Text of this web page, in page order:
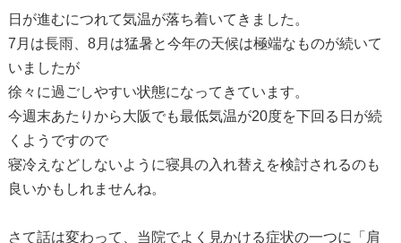
日が進むにつれて気温が落ち着いてきました。
7月は長雨、8月は猛暑と今年の天候は極端なものが続いて
いましたが
徐々に過ごしやすい状態になってきています。
今週末あたりから大阪でも最低気温が20度を下回る日が続
くようですので
寝冷えなどしないように寝具の入れ替えを検討されるのも
良いかもしれませんね。
さて話は変わって、当院でよく見かける症状の一つに「肩